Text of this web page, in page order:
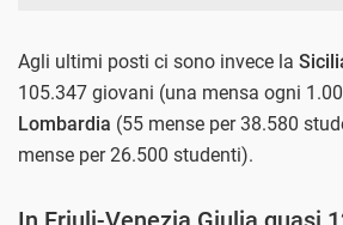
Agli ultimi posti ci sono invece la
105.347 giovani (una mensa ogni
Lombardia (55 mense per 38.580
mense per 26.500 studenti).